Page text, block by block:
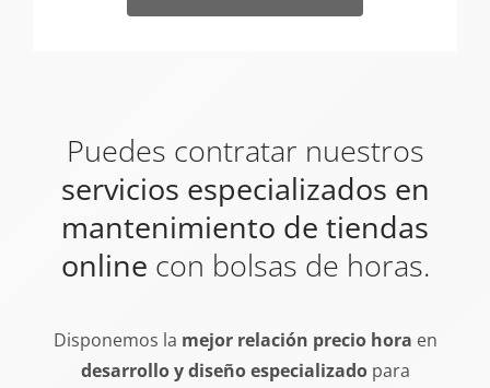
Puedes contratar nuestros
servicios especializados en
mantenimiento de tiendas
online con bolsas de horas.
Disponemos la mejor relación precio hora en
desarrollo y diseño especializadopara